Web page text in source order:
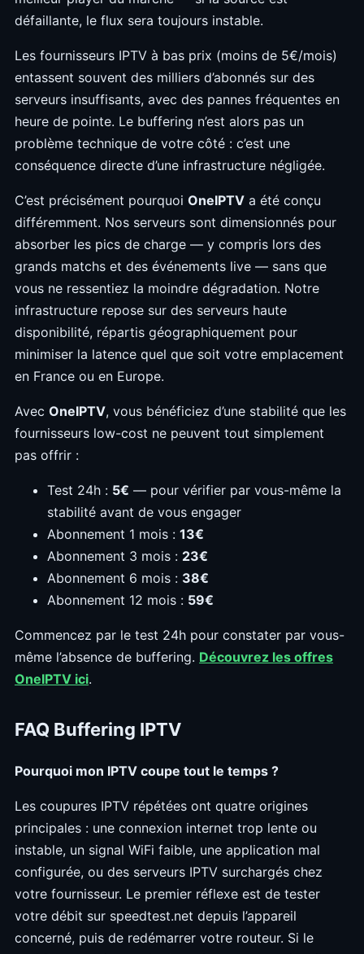
défaillante, le flux sera toujours instable.
Les fournisseurs IPTV à bas prix (moins de 5€/mois)
entassent souvent des milliers d’abonnés sur des
serveurs insuffisants, avec des pannes fréquentes en
heure de pointe. Le buffering n’est alors pas un
problème technique de votre côté : c’est une
conséquence directe d’une infrastructure négligée.
C’est précisément pourquoi OneIPTV a été conçu
différemment. Nos serveurs sont dimensionnés pour
absorber les pics de charge — y compris lors des
grands matchs et des événements live — sans que
vous ne ressentiez la moindre dégradation. Notre
infrastructure repose sur des serveurs haute
disponibilité, répartis géographiquement pour
minimiser la latence quel que soit votre emplacement
en France ou en Europe.
Avec OneIPTV, vous bénéficiez d’une stabilité que les
fournisseurs low-cost ne peuvent tout simplement
pas offrir :
Test 24h : 5€ — pour vérifier par vous-même la
stabilité avant de vous engager
Abonnement 1 mois : 13€
Abonnement 3 mois : 23€
Abonnement 6 mois : 38€
Abonnement 12 mois : 59€
Commencez par le test 24h pour constater par vous-
même l’absence de buffering. Découvrez les offres
OneIPTV ici.
FAQ Buffering IPTV
Pourquoi mon IPTV coupe tout le temps ?
Les coupures IPTV répétées ont quatre origines
principales : une connexion internet trop lente ou
instable, un signal WiFi faible, une application mal
configurée, ou des serveurs IPTV surchargés chez
votre fournisseur. Le premier réflexe est de tester
votre débit sur speedtest.net depuis l’appareil
concerné, puis de redémarrer votre routeur. Si le